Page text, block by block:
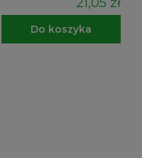
Do koszyka